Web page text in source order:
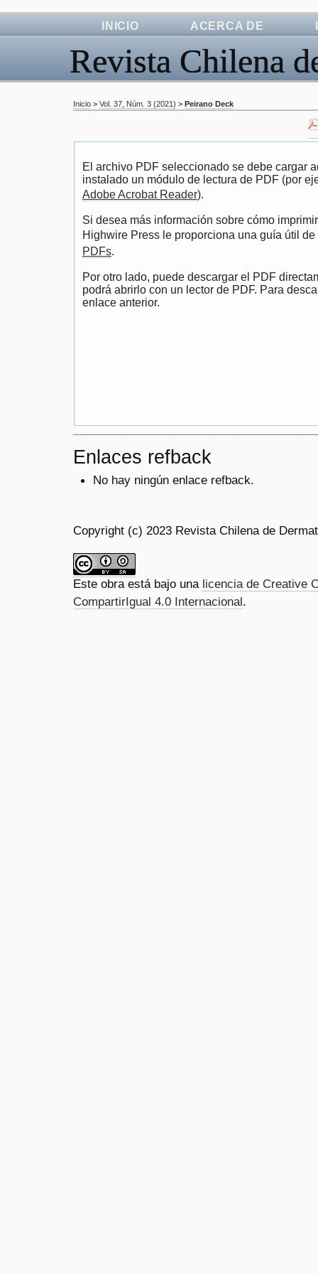
Revista Chilena
INICIO ACERCA DE
Inicio > Vol. 37, Núm. 3 (2021) > Peirano Deck
El archivo PDF seleccionado se debe cargar
instalado un módulo de lectura de PDF (por
Adobe Acrobat Reader).
Si desea más información sobre cómo
Highwire Press le proporciona una guía útil de
PDFs.
Por otro lado, puede descargar el PDF
podrá abrirlo con un lector de PDF. Para
enlace anterior.
Enlaces refback
No hay ningún enlace refback.
Copyright (c) 2023 Revista Chilena de
Este obra está bajo una licencia de Creative
CompartirIgual 4.0 Internacional.